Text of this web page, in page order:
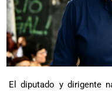
El diputado y dirigente